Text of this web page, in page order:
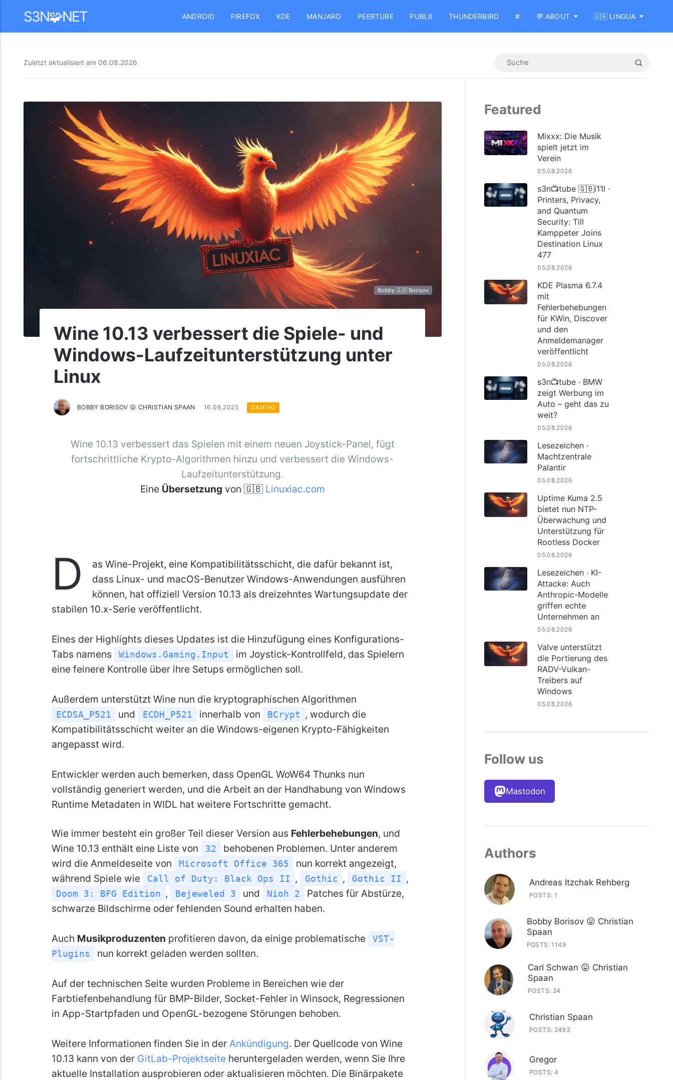
S3N🧩NET ANDROID FIREFOX KDE MANJARO PEERTUBE PUBLII THUNDERBIRD # 💬 ABOUT 🇺🇦 LINGUA
Zuletzt aktualisiert am 06.08.2026
Bobby 🇬🇧 Borisov
Wine 10.13 verbessert die Spiele- und
Windows-Laufzeitunterstützung unter
Linux
BOBBY BORISOV 😛 CHRISTIAN SPAAN 16.08.2025 GAMING
Wine 10.13 verbessert das Spielen mit einem neuen Joystick-Panel, fügt
fortschrittliche Krypto-Algorithmen hinzu und verbessert die Windows-
Laufzeitunterstützung.
Eine Übersetzung von 🇬🇧 Linuxiac.com
D
as Wine-Projekt, eine Kompatibilitätsschicht, die dafür bekannt ist,
dass Linux- und macOS-Benutzer Windows-Anwendungen ausführen
können, hat offiziell Version 10.13 als dreizehntes Wartungsupdate der
stabilen 10.x-Serie veröffentlicht.
Eines der Highlights dieses Updates ist die Hinzufügung eines Konfigurations-
Tabs namens
Windows.Gaming.Input
im Joystick-Kontrollfeld, das Spielern
eine feinere Kontrolle über ihre Setups ermöglichen soll.
Außerdem unterstützt Wine nun die kryptographischen Algorithmen
ECDSA_P521 und ECDH_P521 innerhalb von BCrypt
, wodurch die
Kompatibilitätsschicht weiter an die Windows-eigenen Krypto-Fähigkeiten
angepasst wird.
Entwickler werden auch bemerken, dass OpenGL WoW64 Thunks nun
vollständig generiert werden, und die Arbeit an der Handhabung von Windows
Runtime Metadaten in WIDL hat weitere Fortschritte gemacht.
Wie immer besteht ein großer Teil dieser Version aus Fehlerbehebungen, und
Wine 10.13 enthält eine Liste von
32
behobenen Problemen. Unter anderem
wird die Anmeldeseite von
Microsoft Office 365
nun korrekt angezeigt,
während Spiele wie
Call of Duty: Black Ops II , Gothic , Gothic II ,
Doom 3: BFG Edition , Bejeweled 3 und Nioh 2
Patches für Abstürze,
schwarze Bildschirme oder fehlenden Sound erhalten haben.
Auch Musikproduzenten profitieren davon, da einige problematische
VST-
Plugins
nun korrekt geladen werden sollten.
Auf der technischen Seite wurden Probleme in Bereichen wie der
Farbtiefenbehandlung für BMP-Bilder, Socket-Fehler in Winsock, Regressionen
in App-Startpfaden und OpenGL-bezogene Störungen behoben.
Weitere Informationen finden Sie in der Ankündigung. Der Quellcode von Wine
10.13 kann von der GitLab-Projektseiteheruntergeladen werden, wenn Sie Ihre
aktuelle Installation ausprobieren oder aktualisieren möchten. Die Binärpakete
Featured
Mixxx: Die Musik
spielt jetzt im
Verein
05.08.2026
s3n📺tube 🇬🇧i11l ·
Printers, Privacy,
and Quantum
Security: Till
Kamppeter Joins
Destination Linux
477
05.08.2026
KDE Plasma 6.7.4
mit
Fehlerbehebungen
für KWin, Discover
und den
Anmeldemanager
veröffentlicht
05.08.2026
s3n📺tube · BMW
zeigt Werbung im
Auto – geht das zu
weit?
05.08.2026
Lesezeichen ·
Machtzentrale
Palantir
05.08.2026
Uptime Kuma 2.5
bietet nun NTP-
Überwachung und
Unterstützung für
Rootless Docker
05.08.2026
Lesezeichen · KI-
Attacke: Auch
Anthropic-Modelle
griffen echte
Unternehmen an
05.08.2026
Valve unterstützt
die Portierung des
RADV-Vulkan-
Treibers auf
Windows
05.08.2026
Follow us
Mastodon
Authors
Andreas Itzchak Rehberg
POSTS: 1
Bobby Borisov 😛 Christian
Spaan
POSTS: 1149
Carl Schwan 😛 Christian
Spaan
POSTS: 24
Christian Spaan
POSTS: 2493
Gregor
POSTS: 4